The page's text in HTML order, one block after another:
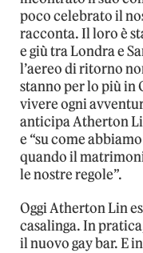
poco celebrato il
racconta. Il loro è
e giù tra Londra e
l’aereo di ritorno
stanno per lo più in
vivere ogni
anticipa Atherton
e “su come
quando il
le nostre regole”.
Oggi Atherton Lin
casalinga. In
il nuovo gay bar. E